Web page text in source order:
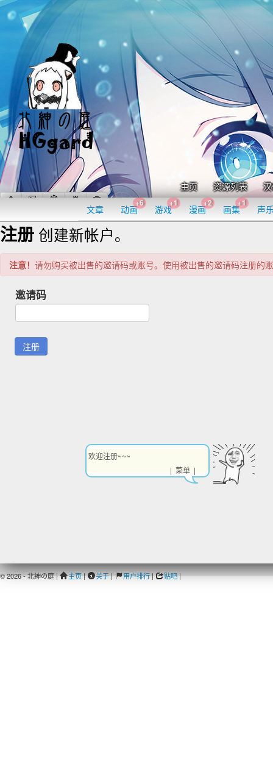
主页 资源列表
文章 动画
+6
游戏
+1
漫画
+2
画集
+1
声
注册 创建新帐户。
注意！ 请勿购买被出售的邀请码或账号。使用被出售的邀请码注册的
邀请码
© 2026 - 北紳の庭 | 主页| 关于| 用户排行| 贴吧|
欢迎注册~~~
| 菜单 |